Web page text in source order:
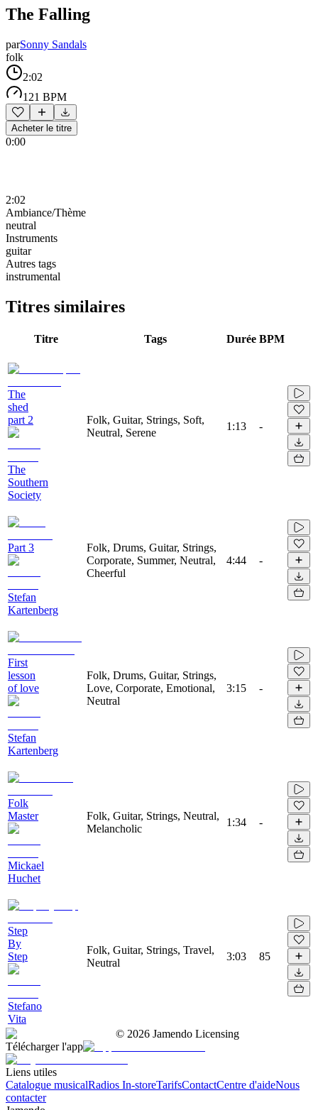
The Falling
parSonny Sandals
folk
2:02
121 BPM
Acheter le titre
0:00
2:02
Ambiance/Thème
neutral
Instruments
guitar
Autres tags
instrumental
Titres similaires
Titre Tags Durée BPM
The
shed
part 2
The
Southern
Society
Folk, Guitar, Strings, Soft,
Neutral, Serene
1:13 -
Part 3
Stefan
Kartenberg
Folk, Drums, Guitar, Strings,
Corporate, Summer, Neutral,
Cheerful
4:44 -
First
lesson
of love
Stefan
Kartenberg
Folk, Drums, Guitar, Strings,
Love, Corporate, Emotional,
Neutral
3:15 -
Folk
Master
Mickael
Huchet
Folk, Guitar, Strings, Neutral,
Melancholic
1:34 -
Step
By
Step
Stefano
Vita
Folk, Guitar, Strings, Travel,
Neutral
3:03 85
© 2026 Jamendo Licensing
Télécharger l'app
Liens utiles
Catalogue musicalRadios In-storeTarifsContactCentre d'aideNous
contacter